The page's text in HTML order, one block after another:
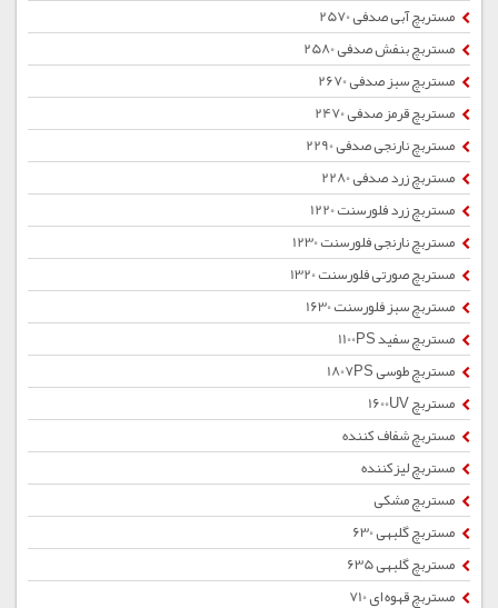
مستربچ آبی صدفی 2570
مستربچ بنفش صدفی 2580
مستربچ سبز صدفی 2670
مستربچ قرمز صدفی 2470
مستربچ نارنجی صدفی 2290
مستربچ زرد صدفی 2280
مستربچ زرد فلورسنت 1220
مستربچ نارنجی فلورسنت 1230
مستربچ صورتی فلورسنت 1320
مستربچ سبز فلورسنت 1630
مستربچ سفید 1100PS
مستربچ طوسی 1807PS
مستربچ 1600UV
مستربچ شفاف کننده
مستربچ لیزکننده
مستربچ مشکی
مستربچ گلبهی 630
مستربچ گلبهی 635
مستربچ قهوه ای 710